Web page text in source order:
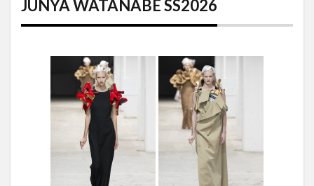
JUNYA WATANABE SS2026